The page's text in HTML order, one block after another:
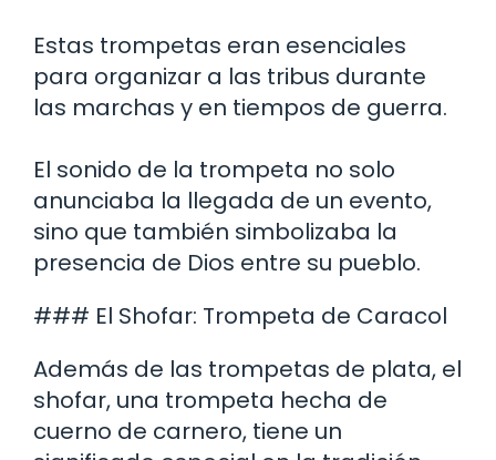
Estas trompetas eran esenciales
para organizar a las tribus durante
las marchas y en tiempos de guerra.
El sonido de la trompeta no solo
anunciaba la llegada de un evento,
sino que también simbolizaba la
presencia de Dios entre su pueblo.
### El Shofar: Trompeta de Caracol
Además de las trompetas de plata, el
shofar, una trompeta hecha de
cuerno de carnero, tiene un